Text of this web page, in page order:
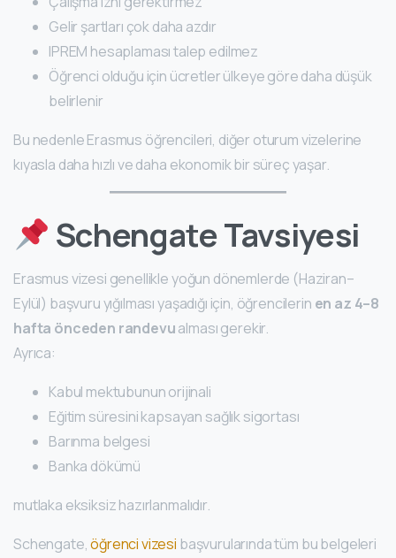
Gelir şartları çok daha azdır
IPREM hesaplaması talep edilmez
Öğrenci olduğu için ücretler ülkeye göre daha düşük
belirlenir
Bu nedenle Erasmus öğrencileri, diğer oturum vizelerine
kıyasla daha hızlı ve daha ekonomik bir süreç yaşar.
Schengate Tavsiyesi
Erasmus vizesi genellikle yoğun dönemlerde (Haziran–
Eylül) başvuru yığılması yaşadığı için, öğrencilerin en az 4–8
hafta önceden randevualması gerekir.
Ayrıca:
Kabul mektubunun orijinali
Eğitim süresini kapsayan sağlık sigortası
Barınma belgesi
Banka dökümü
mutlaka eksiksiz hazırlanmalıdır.
Schengate,öğrenci vizesi başvurularında tüm bu belgeleri